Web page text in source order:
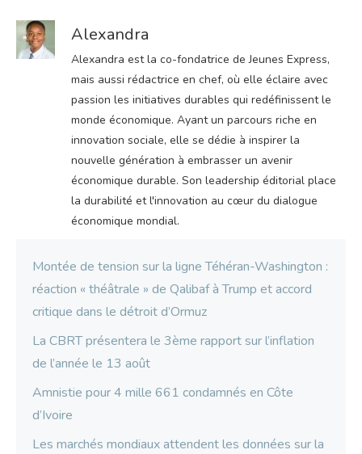
Alexandra
Alexandra est la co-fondatrice de Jeunes Express,
mais aussi rédactrice en chef, où elle éclaire avec
passion les initiatives durables qui redéfinissent le
monde économique. Ayant un parcours riche en
innovation sociale, elle se dédie à inspirer la
nouvelle génération à embrasser un avenir
économique durable. Son leadership éditorial place
la durabilité et l'innovation au cœur du dialogue
économique mondial.
Montée de tension sur la ligne Téhéran-Washington :
réaction « théâtrale » de Qalibaf à Trump et accord
critique dans le détroit d’Ormuz
La CBRT présentera le 3ème rapport sur l’inflation
de l’année le 13 août
Amnistie pour 4 mille 661 condamnés en Côte
d’Ivoire
Les marchés mondiaux attendent les données sur la